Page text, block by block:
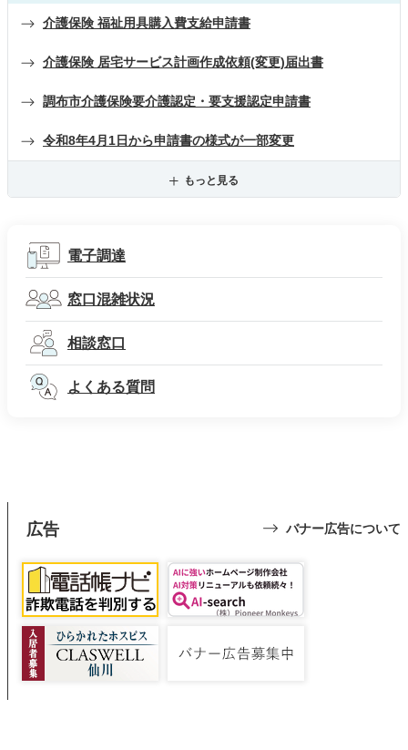
介護保険 福祉用具購入費支給申請書
介護保険 居宅サービス計画作成依頼(変更)届出書
調布市介護保険要介護認定・要支援認定申請書
令和8年4月1日から申請書の様式が一部変更
もっと見る
電子調達
窓口混雑状況
相談窓口
よくある質問
広告 バナー広告について